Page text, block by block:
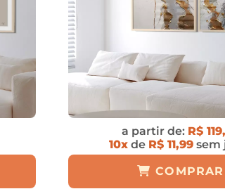
a partir de: R$
10x de R$ 11,99 sem
COMPRAR